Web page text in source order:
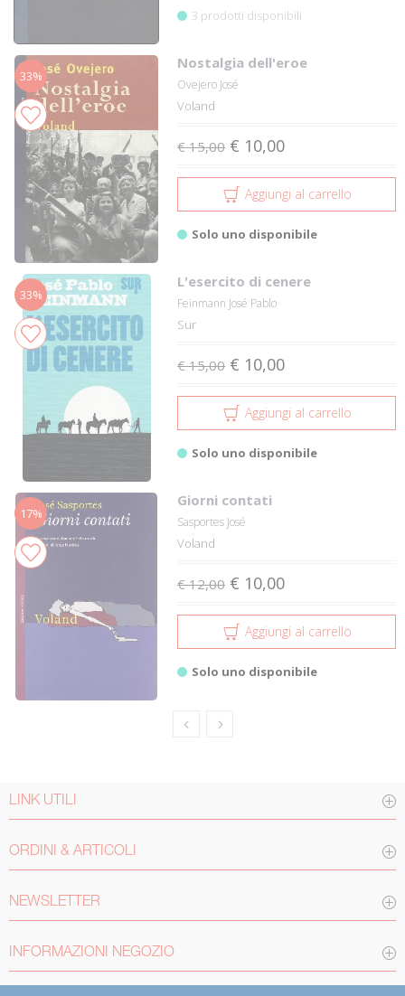
3 prodotti disponibili
33%
Nostalgia dell'eroe
Ovejero José
Voland
€ 15,00 € 10,00
Aggiungi al carrello
Solo uno disponibile
33%
L'esercito di cenere
Feinmann José Pablo
Sur
€ 15,00 € 10,00
Aggiungi al carrello
Solo uno disponibile
17%
Giorni contati
Sasportes José
Voland
€ 12,00 € 10,00
Aggiungi al carrello
Solo uno disponibile
LINK UTILI
ORDINI & ARTICOLI
NEWSLETTER
INFORMAZIONI NEGOZIO